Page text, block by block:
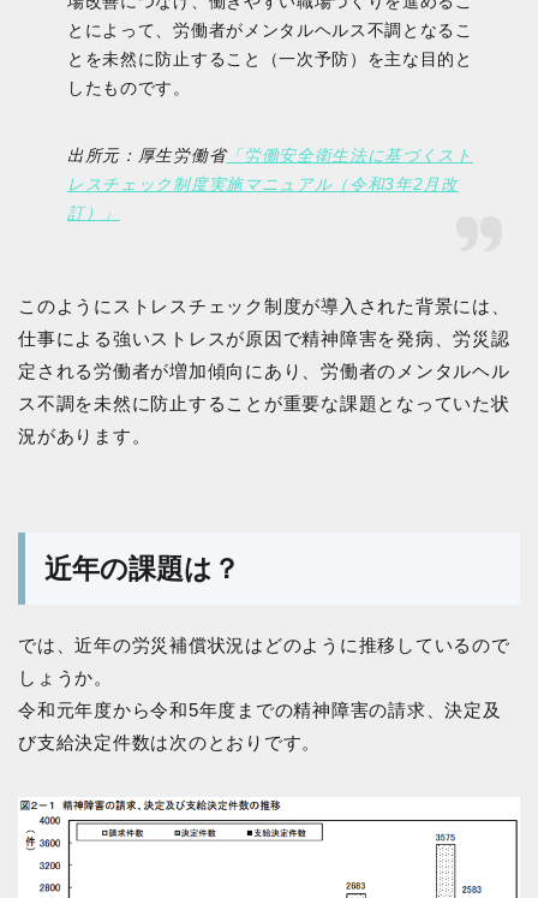
とによって、労働者がメンタルヘルス不調となるこ
とを未然に防止すること（一次予防）を主な目的と
したものです。
出所元：厚生労働省「労働安全衛生法に基づくスト
レスチェック制度実施マニュアル（令和3年2月改
訂）」
このようにストレスチェック制度が導入された背景には、
仕事による強いストレスが原因で精神障害を発病、労災認
定される労働者が増加傾向にあり、労働者のメンタルヘル
ス不調を未然に防止することが重要な課題となっていた状
況があります。
近年の課題は？
では、近年の労災補償状況はどのように推移しているので
しょうか。
令和元年度から令和5年度までの精神障害の請求、決定及
び支給決定件数は次のとおりです。